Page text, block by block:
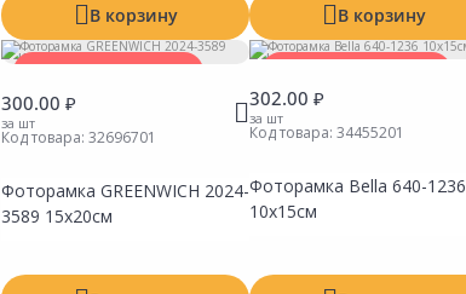
В корзину В корзину
Товар в ассортименте
300.00 ₽
за шт
Код товара: 32696701
Фоторамка GREENWICH 2024-
3589 15х20см
302.00 ₽
за шт
Код товара: 34455201
Фоторамка Bella 640-1236
10х15см